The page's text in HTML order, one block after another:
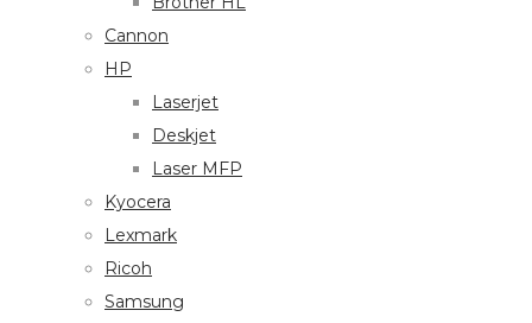
Cannon
HP
Laserjet
Deskjet
Laser MFP
Kyocera
Lexmark
Ricoh
Samsung